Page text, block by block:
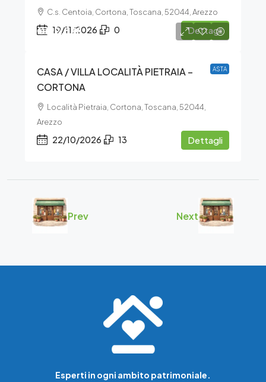
C.s. Centoia, Cortona, Toscana, 52044, Arezzo
19/11/2026 0 Dettagli
ASTA
€192.528
CASA / VILLA LOCALITÀ PIETRAIA –
CORTONA
Località Pietraia, Cortona, Toscana, 52044,
Arezzo
22/10/2026 13 Dettagli
Prev Next
Esperti in ogni ambito patrimoniale.